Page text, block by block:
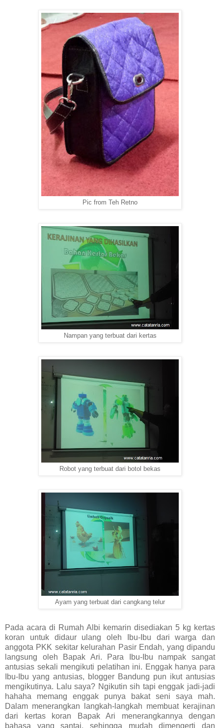
Pic from Teh Retno
Nampan yang terbuat dari kertas
Robot yang terbuat dari botol bekas
Ayam yang terbuat dari cangkang telur
Pada acara di Rumah Albi kemarin disediakan 5 kg kertas
koran untuk didaur ulang oleh Ibu-Ibu dari warga dan
anggota PKK sekitar kelurahan Pasir Endah, yang dipandu
langsung oleh Bapak Ari. Para Ibu-Ibu nampak sangat
antusias sekali mengikuti pelatihan ini. Enggak hanya para
Ibu-Ibu yang antusias, blogger Bandung pun ikut antusias
mengikutinya. Lalu saya? Ngikutin sih tapi enggak jadi-jadi
hahaha memang enggak punya bakat seni saya mah.
Dalam menerangkan langkah-langkah membuat kerajinan
dari kertas koran Bapak Ari menerangkannya dengan
bahasa yang santai, sehingga mudah dimengerti dan